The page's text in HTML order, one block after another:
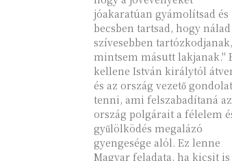
jóakaratúan gyámolítsad és
becsben tartsad, hogy nálad
szívesebben tartózkodjanak,
mintsem másutt lakjanak."
kellene István királytól
és az ország vezető
tenni, ami felszabadítaná az
ország polgárait a félelem
gyűlölködés megalázó
gyengesége alól. Ez lenne
Magyar feladata, ha kicsit is